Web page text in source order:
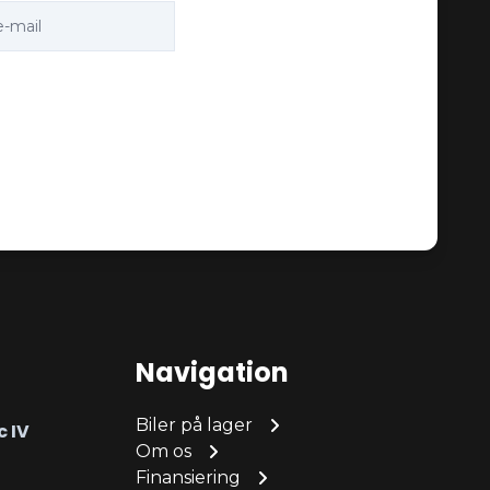
IV
Navigation
Biler på lager
Om os
Finansiering